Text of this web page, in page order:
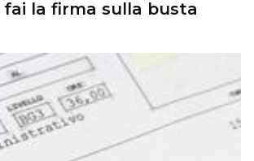
fai la firma sulla busta